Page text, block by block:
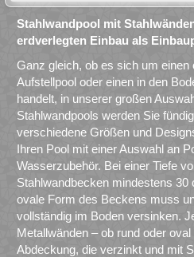
Stahlwandpool mit
erdverlegten Einbau als
Ganz gleich, ob es sich um einen
Aufstellpool oder einen in den
handelt, in unserer großen
Stahlwandpools werden Sie
verschiedene Größen und
Ihren Pool mit einer Auswahl an
Wasserzubehör. Bei einer Tiefe
Stahlwandbecken mindestens 30
ovale Form des Beckens muss
vollständig im Boden versinken.
Metallwänden – ob rund oder
Abdeckung, die verzinkt und mit